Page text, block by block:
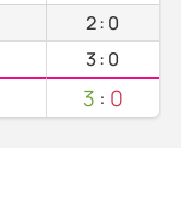
2: 0
3: 0
3 : 0